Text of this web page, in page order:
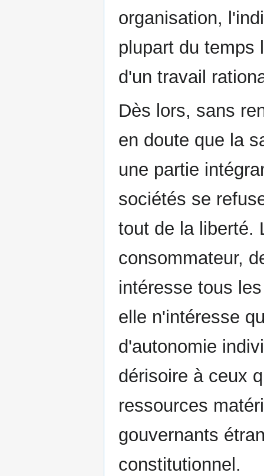
organisation,
plupart du temps
d'un travail
Dès lors, sans
en doute que la
une partie
sociétés se
tout de la liberté.
consommateur,
intéresse tous
elle n'intéresse
d'autonomie
dérisoire à ceux
ressources
gouvernants
constitutionnel.